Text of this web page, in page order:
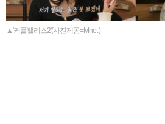
▲'커플팰리스2'(사진제공=Mnet )